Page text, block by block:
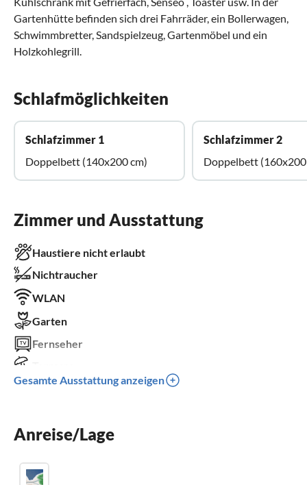
Gartenhütte befinden sich drei Fahrräder, ein Bollerwagen,
Schwimmbretter, Sandspielzeug, Gartenmöbel und ein
Holzkohlegrill.
Schlafmöglichkeiten
Schlafzimmer 1
Doppelbett (140x200 cm)
Schlafzimmer 2
Doppelbett (160x200
Zimmer und Ausstattung
Haustiere nicht erlaubt
Nichtraucher
WLAN
Garten
Fernseher
Parkplatz
Gesamte Ausstattung anzeigen
Anreise/Lage